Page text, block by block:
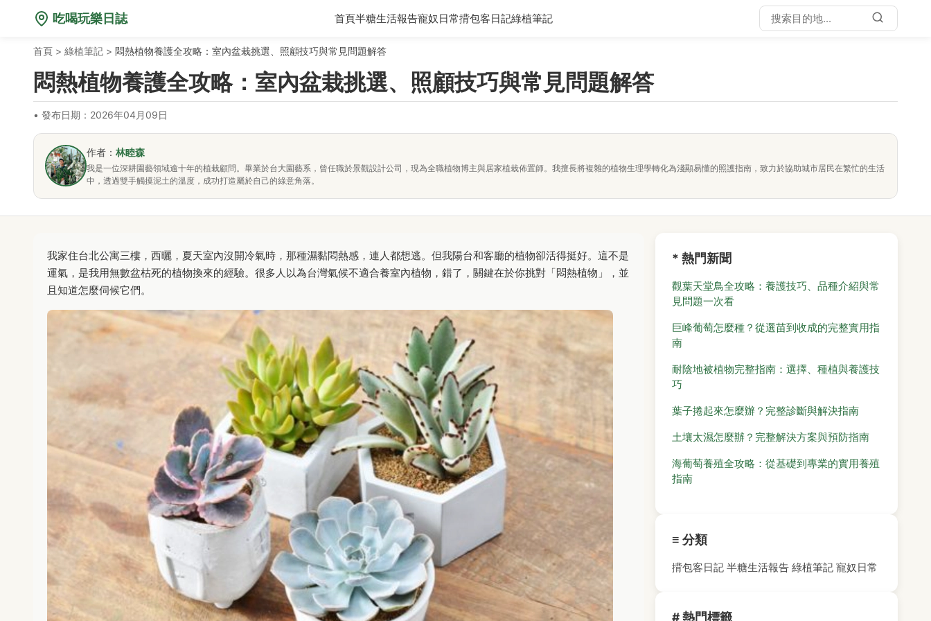
吃喝玩樂日誌 首頁半糖生活報告寵奴日常揹包客日記綠植筆記
首頁 > 綠植筆記 > 悶熱植物養護全攻略：室內盆栽挑選、照顧技巧與常見問題解答
悶熱植物養護全攻略：室內盆栽挑選、照顧技巧與常見問題解答
• 發布日期：2026年04月09日
作者： 林睦森
我是一位深耕園藝領域逾十年的植栽顧問。畢業於台大園藝系，曾任職於景觀設計公司，現為全職植物博主與居家植栽佈置師。我擅長將複雜的植物生理學轉化為淺顯易懂的照護指南，致力於協助城市居民在繁忙的生活
中，透過雙手觸摸泥土的溫度，成功打造屬於自己的綠意角落。
我家住台北公寓三樓，西曬，夏天室內沒開冷氣時，那種濕黏悶熱感，連人都想逃。但我陽台和客廳的植物卻活得挺好。這不是
運氣，是我用無數盆枯死的植物換來的經驗。很多人以為台灣氣候不適合養室內植物，錯了，關鍵在於你挑對「悶熱植物」，並
且知道怎麼伺候它們。
* 熱門新聞
觀葉天堂鳥全攻略：養護技巧、品種介紹與常
見問題一次看
巨峰葡萄怎麼種？從選苗到收成的完整實用指
南
耐陰地被植物完整指南：選擇、種植與養護技
巧
葉子捲起來怎麼辦？完整診斷與解決指南
土壤太濕怎麼辦？完整解決方案與預防指南
海葡萄養殖全攻略：從基礎到專業的實用養殖
指南
≡ 分類
揹包客日記 半糖生活報告 綠植筆記 寵奴日常
# 熱門標籤